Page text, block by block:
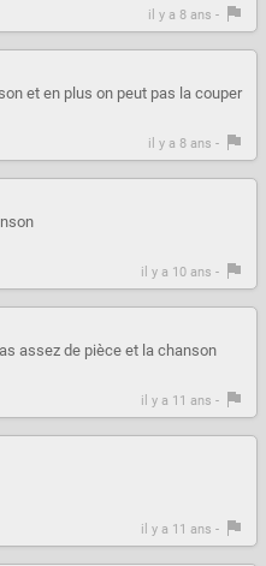
il y a 8 ans -
et en plus on peut pas la couper
il y a 8 ans -
il y a 10 ans -
assez de pièce et la chanson
il y a 11 ans -
il y a 11 ans -